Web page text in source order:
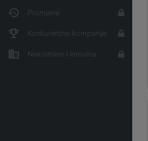
Promjene
Konkurentne kompanije
Nekretnine i imovina